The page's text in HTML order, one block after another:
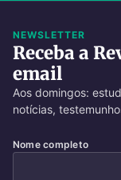
NEWSLETTER
Receba a
email
Aos domingos:
notícias,
Nome completo